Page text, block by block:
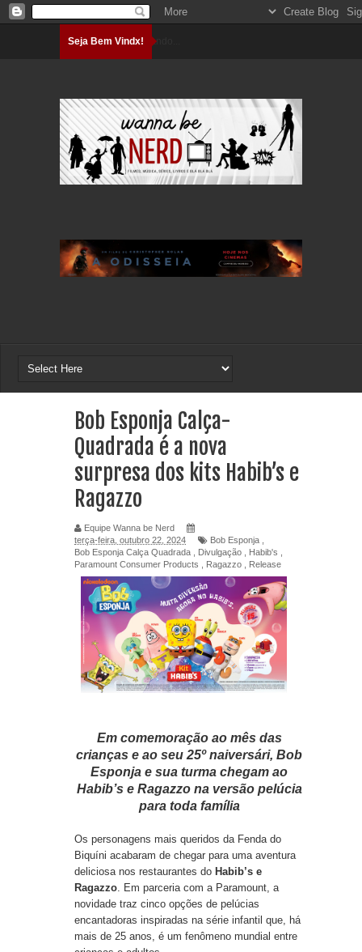
Seja Bem Vindx!Carregando...
Bob Esponja Calça-
Quadrada é a nova
surpresa dos kits Habib’s e
Ragazzo
Equipe Wanna be Nerd
terça-feira, outubro 22, 2024
Bob Esponja
Bob Esponja Calça Quadrada
Divulgação Habib's
Paramount Consumer Products
Ragazzo Release
Em comemoração ao mês das
crianças e ao seu 25º naiversári, Bob
Esponja e sua turma chegam ao
Habib’s e Ragazzo na versão pelúcia
para toda família
Os personagens mais queridos da Fenda do
Biquíni acabaram de chegar para uma aventura
deliciosa nos restaurantes do Habib’s e
Ragazzo. Em parceria com a Paramount, a
novidade traz cinco opções de pelúcias
encantadoras inspiradas na série infantil que, há
mais de 25 anos, é um fenômeno mundial entre